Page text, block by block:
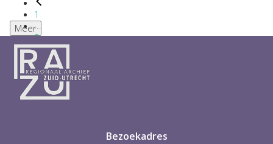
1
...
2
3
4
5
6
...
Meer
Bezoekadres